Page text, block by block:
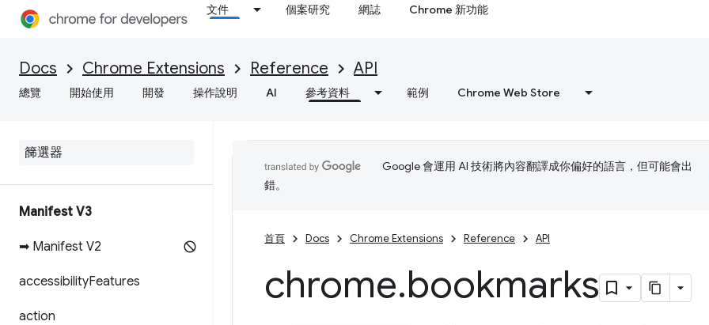
文件 個案研究 網誌 Chrome 新功能
Docs Chrome Extensions Reference API
總覽 開始使用 開發 操作說明 AI 參考資料 範例 Chrome Web Store
Manifest V3
➡ Manifest V2
accessibilityFeatures
action
Google 會運用 AI 技術將內容翻譯成你偏好的語言，但可能會出
錯。
首頁 Docs Chrome Extensions Reference API
chrome.bookmarks